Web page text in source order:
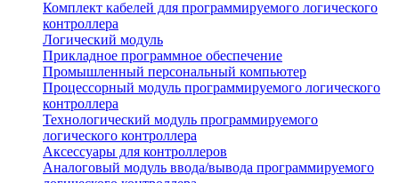
Комплект кабелей для программируемого логического
контроллера
Логический модуль
Прикладное программное обеспечение
Промышленный персональный компьютер
Процессорный модуль программируемого логического
контроллера
Технологический модуль программируемого
логического контроллера
Аксессуары для контроллеров
Аналоговый модуль ввода/вывода программируемого